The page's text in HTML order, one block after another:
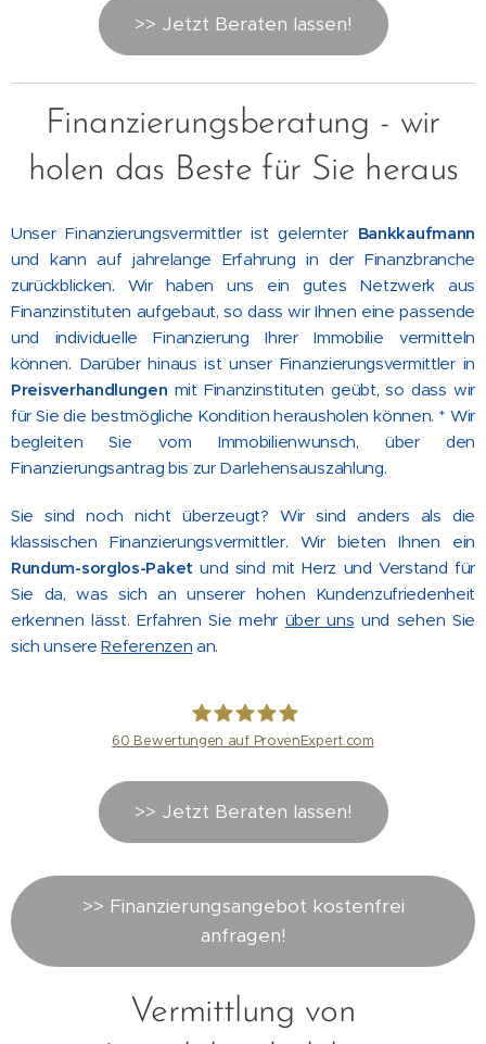
>> Jetzt Beraten lassen!
Finanzierungsberatung - wir
holen das Beste für Sie heraus
Unser Finanzierungsvermittler ist gelernter Bankkaufmann
und kann auf jahrelange Erfahrung in der Finanzbranche
zurückblicken. Wir haben uns ein gutes Netzwerk aus
Finanzinstituten aufgebaut, so dass wir Ihnen eine passende
und individuelle Finanzierung Ihrer Immobilie vermitteln
können. Darüber hinaus ist unser Finanzierungsvermittler in
Preisverhandlungen mit Finanzinstituten geübt, so dass wir
für Sie die bestmögliche Kondition herausholen können. * Wir
begleiten Sie vom Immobilienwunsch, über den
Finanzierungsantrag bis zur Darlehensauszahlung.
Sie sind noch nicht überzeugt? Wir sind anders als die
klassischen Finanzierungsvermittler. Wir bieten Ihnen ein
Rundum-sorglos-Paket und sind mit Herz und Verstand für
Sie da, was sich an unserer hohen Kundenzufriedenheit
erkennen lässt. Erfahren Sie mehr über uns und sehen Sie
sich unsereReferenzen an.
Nähr Immobilien GmbH
60 Bewertungen auf ProvenExpert.com
>> Jetzt Beraten lassen!
>> Finanzierungsangebot kostenfrei
anfragen!
Vermittlung von